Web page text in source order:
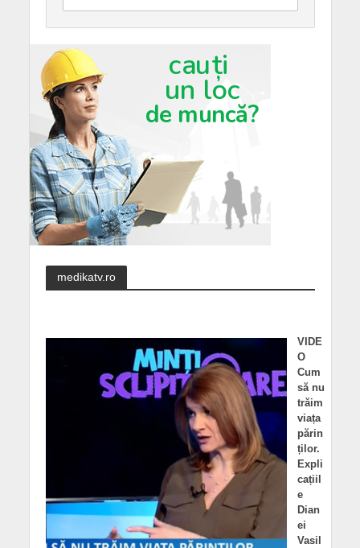
medikatv.ro
VIDE
O
Cum
să nu
trăim
viața
părin
ților.
Expli
cațiil
e
Dian
ei
Vasil